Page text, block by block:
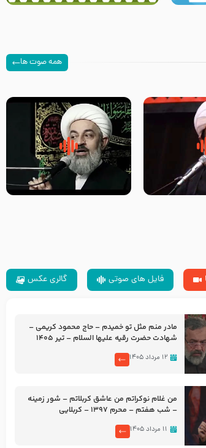
همه صوت ها
حسین علیه
را دادند
زیارتی که اسباب رزق زیاد و عمر
طولانی است حجت السلام حسین
فایل های صوتی گالری عکس
مادر منم مثل تو خمیدم – حاج محمود کریمی –
شهادت حضرت رقیه علیها السلام – تیر ۱۴۰۵
۱۲ مرداد ۱۴۰۵
من غلام نوکراتم من عاشق کربلاتم – شور زمینه
– شب هفتم – محرم 1397 – کربلایی
۱۱ مرداد ۱۴۰۵